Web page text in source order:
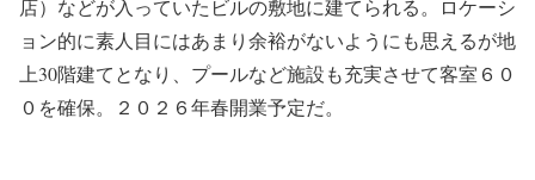
店）などが入っていたビルの敷地に建てられる。ロケーシ
ョン的に素人目にはあまり余裕がないようにも思えるが地
上30階建てとなり、プールなど施設も充実させて客室６０
０を確保。２０２６年春開業予定だ。